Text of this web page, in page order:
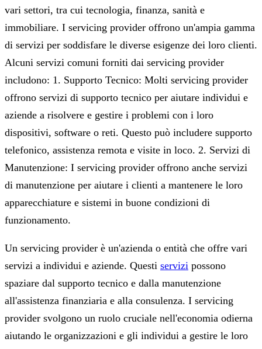
vari settori, tra cui tecnologia, finanza, sanità e
immobiliare. I servicing provider offrono un'ampia gamma
di servizi per soddisfare le diverse esigenze dei loro clienti.
Alcuni servizi comuni forniti dai servicing provider
includono: 1. Supporto Tecnico: Molti servicing provider
offrono servizi di supporto tecnico per aiutare individui e
aziende a risolvere e gestire i problemi con i loro
dispositivi, software o reti. Questo può includere supporto
telefonico, assistenza remota e visite in loco. 2. Servizi di
Manutenzione: I servicing provider offrono anche servizi
di manutenzione per aiutare i clienti a mantenere le loro
apparecchiature e sistemi in buone condizioni di
funzionamento.
Un servicing provider è un'azienda o entità che offre vari
servizi a individui e aziende. Questi servizi possono
spaziare dal supporto tecnico e dalla manutenzione
all'assistenza finanziaria e alla consulenza. I servicing
provider svolgono un ruolo cruciale nell'economia odierna
aiutando le organizzazioni e gli individui a gestire le loro